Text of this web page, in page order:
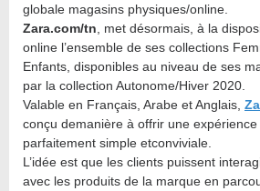
globale magasins physiques/online.
Zara.com/tn , met désormais, à la
online l’ensemble de ses collections
Enfants, disponibles au niveau de ses
par la collection Autonome/Hiver 2020.
Valable en Français, Arabe et Anglais,
conçu demanière à offrir une expérience
parfaitement simple etconviviale.
L’idée est que les clients puissent
avec les produits de la marque en